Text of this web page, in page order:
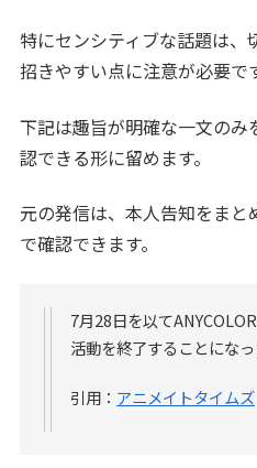
特にセンシティブな話題は、
招きやすい点に注意が必要で
下記は趣旨が明確な一文の
認できる形に留めます。
元の発信は、本人告知をま
で確認できます。
7月28日を以て
活動を終了することになっ
引用： アニメイトタイムズ